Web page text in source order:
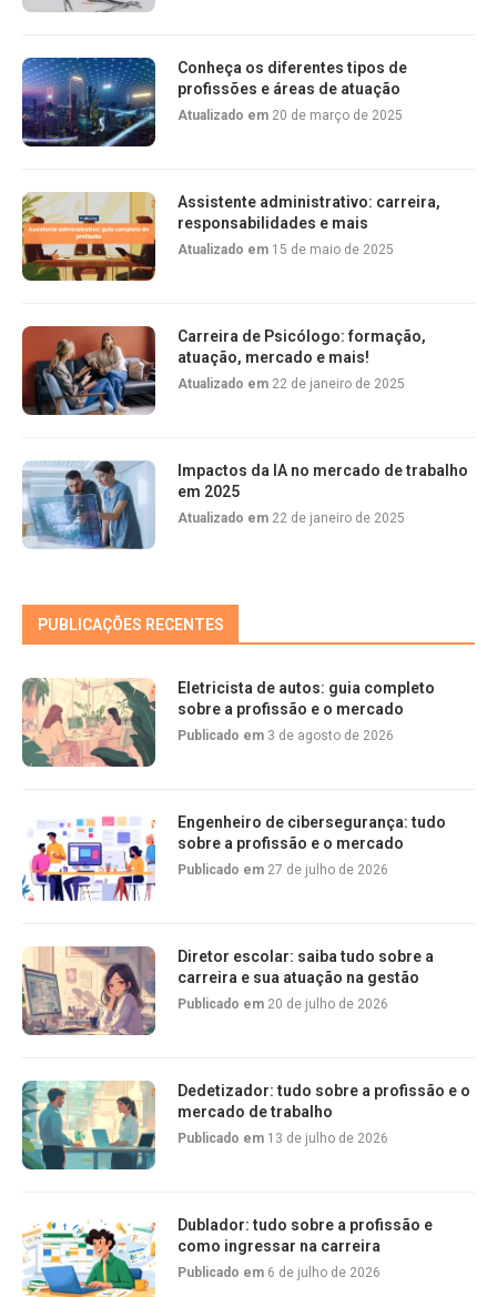
Conheça os diferentes tipos de
profissões e áreas de atuação
Atualizado em 20 de março de 2025
Assistente administrativo: carreira,
responsabilidades e mais
Atualizado em 15 de maio de 2025
Carreira de Psicólogo: formação,
atuação, mercado e mais!
Atualizado em 22 de janeiro de 2025
Impactos da IA no mercado de trabalho
em 2025
Atualizado em 22 de janeiro de 2025
PUBLICAÇÕES RECENTES
Eletricista de autos: guia completo
sobre a profissão e o mercado
Publicado em 3 de agosto de 2026
Engenheiro de cibersegurança: tudo
sobre a profissão e o mercado
Publicado em 27 de julho de 2026
Diretor escolar: saiba tudo sobre a
carreira e sua atuação na gestão
Publicado em 20 de julho de 2026
Dedetizador: tudo sobre a profissão e o
mercado de trabalho
Publicado em 13 de julho de 2026
Dublador: tudo sobre a profissão e
como ingressar na carreira
Publicado em 6 de julho de 2026